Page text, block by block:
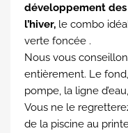
développement
l’hiver, le combo
verte foncée .
Nous vous
entièrement. Le
pompe, la ligne
Vous ne le
de la piscine au